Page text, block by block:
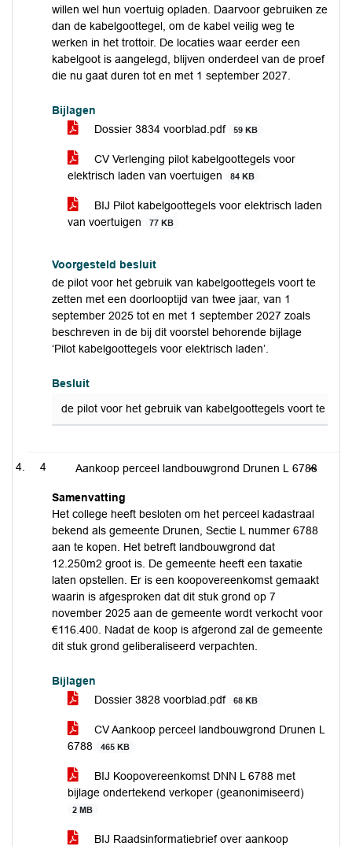
willen wel hun voertuig opladen. Daarvoor gebruiken ze
dan de kabelgoottegel, om de kabel veilig weg te
werken in het trottoir. De locaties waar eerder een
kabelgoot is aangelegd, blijven onderdeel van de proef
die nu gaat duren tot en met 1 september 2027.
Bijlagen
Dossier 3834 voorblad.pdf
59 KB
CV Verlenging pilot kabelgoottegels voor
elektrisch laden van voertuigen
84 KB
BIJ Pilot kabelgoottegels voor elektrisch laden
van voertuigen
77 KB
Voorgesteld besluit
de pilot voor het gebruik van kabelgoottegels voort te
zetten met een doorlooptijd van twee jaar, van 1
september 2025 tot en met 1 september 2027 zoals
beschreven in de bij dit voorstel behorende bijlage
‘Pilot kabelgoottegels voor elektrisch laden’.
Besluit
de pilot voor het gebruik van kabelgoottegels voort te
4 Aankoop perceel landbouwgrond Drunen L 6788
Samenvatting
Het college heeft besloten om het perceel kadastraal
bekend als gemeente Drunen, Sectie L nummer 6788
aan te kopen. Het betreft landbouwgrond dat
12.250m2 groot is. De gemeente heeft een taxatie
laten opstellen. Er is een koopovereenkomst gemaakt
waarin is afgesproken dat dit stuk grond op 7
november 2025 aan de gemeente wordt verkocht voor
€116.400. Nadat de koop is afgerond zal de gemeente
dit stuk grond geliberaliseerd verpachten.
Bijlagen
Dossier 3828 voorblad.pdf
68 KB
CV Aankoop perceel landbouwgrond Drunen L
6788
465 KB
BIJ Koopovereenkomst DNN L 6788 met
bijlage ondertekend verkoper (geanonimiseerd)
2 MB
BIJ Raadsinformatiebrief over aankoop